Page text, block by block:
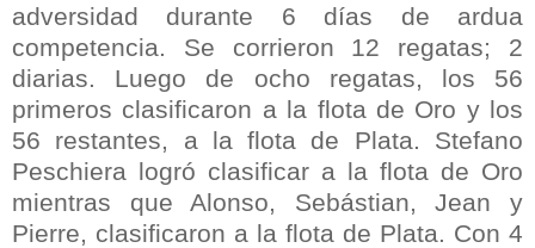
adversidad durante 6 días de ardua
competencia. Se corrieron 12 regatas; 2
diarias. Luego de ocho regatas, los 56
primeros clasificaron a la flota de Oro y los
56 restantes, a la flota de Plata. Stefano
Peschiera logró clasificar a la flota de Oro
mientras que Alonso, Sebástian, Jean y
Pierre, clasificaron a la flota de Plata. Con 4